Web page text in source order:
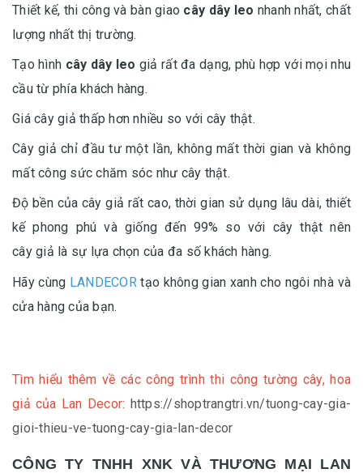
Thiết kế, thi công và bàn giao cây dây leo nhanh nhất, chất
lượng nhất thị trường.
Tạo hình cây dây leo giả rất đa dạng, phù hợp với mọi nhu
cầu từ phía khách hàng.
Giá cây giả thấp hơn nhiều so với cây thật.
Cây giả chỉ đầu tư một lần, không mất thời gian và không
mất công sức chăm sóc như cây thật.
Độ bền của cây giả rất cao, thời gian sử dụng lâu dài, thiết
kế phong phú và giống đến 99% so với cây thật nên
cây giả là sự lựa chọn của đa số khách hàng.
Hãy cùng LANDECOR tạo không gian xanh cho ngôi nhà và
cửa hàng của bạn.
Tìm hiểu thêm về các công trình thi công tường cây, hoa
giả của Lan Decor: https://shoptrangtri.vn/tuong-cay-gia-
gioi-thieu-ve-tuong-cay-gia-lan-decor
CÔNG TY TNHH XNK VÀ THƯƠNG MẠI LAN